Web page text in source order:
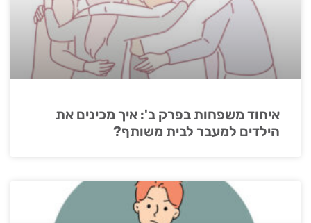
איחוד משפחות בפרק ב': איך מכינים את
הילדים למעבר לבית משותף?